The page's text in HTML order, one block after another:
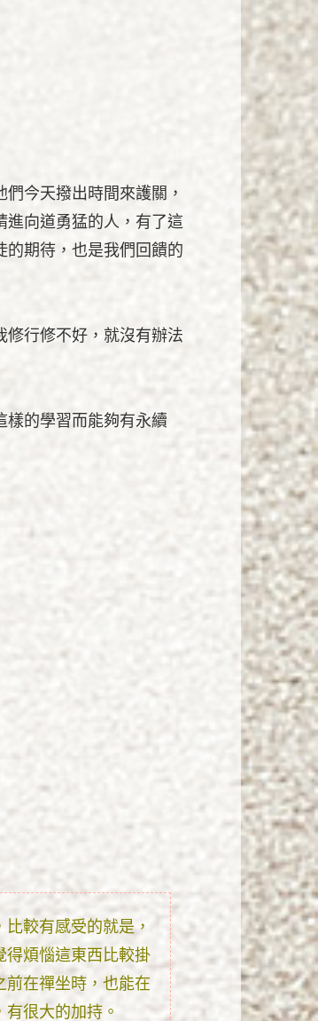
今天撥出時間來護關，
進向道勇猛的人，有了這
的期待，也是我們回饋的
修行修不好，就沒有辦法
樣的學習而能夠有永續
較有感受的就是，
得煩惱這東西比較掛
前在禪坐時，也能在
很大的加持。